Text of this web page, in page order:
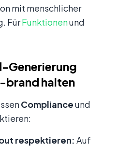
mit menschlicher
FürFunktionenund
Generierung
brand halten
Complianceund
respektieren: Auf